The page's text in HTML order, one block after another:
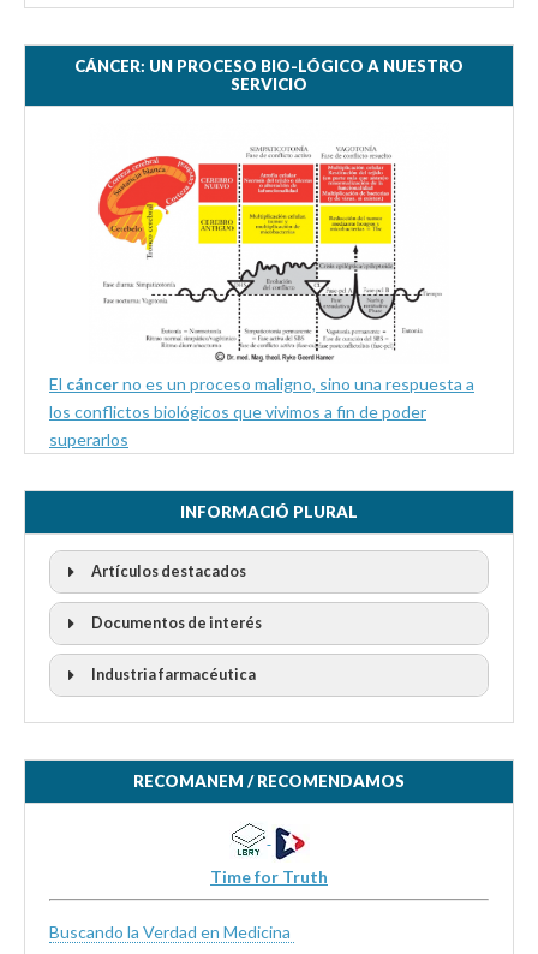
CÁNCER: UN PROCESO BIO-LÓGICO A NUESTRO
SERVICIO
El cáncerno es un proceso maligno, sino una respuesta a
los conflictos biológicos que vivimos a fin de poder
superarlos
INFORMACIÓ PLURAL
Artículos destacados
Documentos de interés
Industria farmacéutica
RECOMANEM / RECOMENDAMOS
Time for Truth
Buscando la Verdad en Medicina